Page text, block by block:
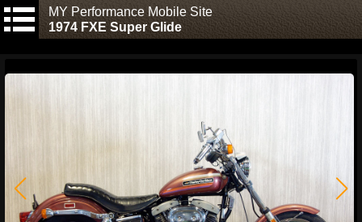
MY Performance Mobile Site
1974 FXE Super Glide